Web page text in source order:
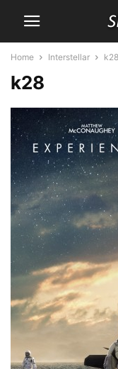
Home Interstellar k28
k28